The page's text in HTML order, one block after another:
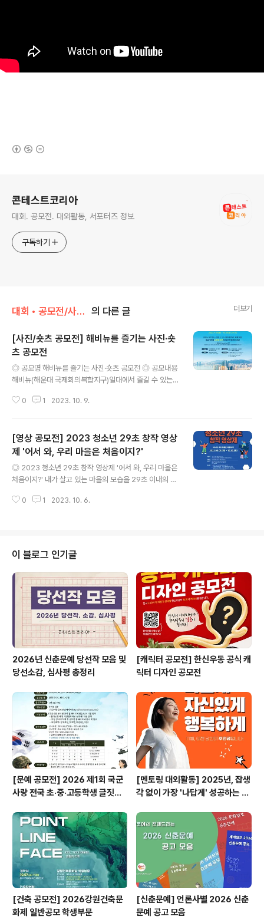
콘테스트코리아
대회. 공모전. 대외활동, 서포터즈 정보
구독하기
대회 • 공모전/사진 • 영상 의 다른 글 더보기
[사진/숏츠 공모전] 해비뉴를 즐기는 사진·숏
츠 공모전
◎ 공모명 해비뉴를 즐기는 사진·숏츠 공모전 ◎ 공모내용
해비뉴(해운대 국제회의복합지구)일대에서 즐길 수 있는
두 가능합니다. ◎ 해비뉴(Haevenue)란? 국제회의시설
거주하는 대한민국 국민 및 외국인 누구나 ◎ 공모부문 사
진(디지털카메라·스마트폰), 숏츠(1분 이내 세로 영상) ◎
출품규격 - 사진 부문 : 디지털 사진, 스마트폰 사진(5MB
이상의 JPG, JPEG파일) - 숏츠 부문 : 1분 이내 숏츠 영
023.9.18.(월) - 10.15(일) 24:00 ◎ 접수방법..
0 1 2023. 10. 9.
[영상 공모전] 2023 청소년 29초 창작 영상
제 '어서 와, 우리 마을은 처음이지?'
◎ 2023 청소년 29초 창작 영상제 '어서 와, 우리 마을은
처음이지?' 내가 살고 있는 마을의 모습을 29초 이내의 영
는 만 19세 미만 청소년 ◎ 접수기간 - 접수기간: 2023.0
후 로그인 * https://bighard.co.kr/ * ID: 29filmawar
d, PW: 0000 - 2. 내 빅하드 -> 게스트폴더 -> '1. 202
3 청소년 29초 창작 영상제_출품지원서 등 다운로드' 폴
더에서 출품지원서&동의서 다운..
0 1 2023. 10. 6.
이 블로그 인기글
2026년 신춘문예 당선작 모음 및
당선소감, 심사평 총정리
[캐릭터 공모전] 한신우동 공식 캐
릭터 디자인 공모전
[문예 공모전] 2026 제1회 국군
사랑 전국 초·중·고등학생 글짓기
[멘토링 대외활동] 2025년, 잡생
각 없이 가장 '나답게' 성공하는 법
[건축 공모전] 2026강원건축문
화제 일반공모 학생부문
[신춘문예] 언론사별 2026 신춘
문예 공고 모음